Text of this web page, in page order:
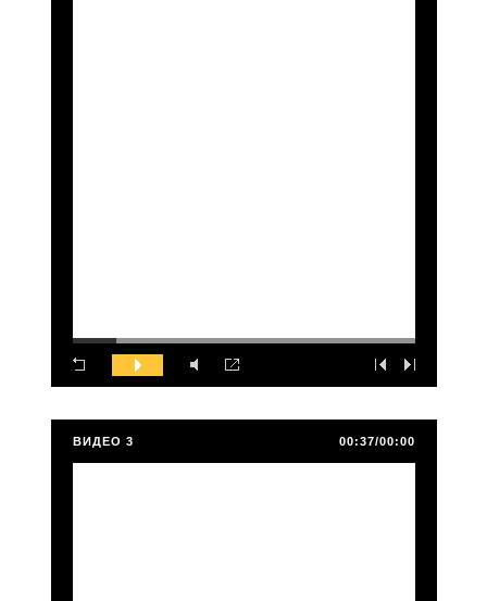
ВИДЕО 3 00:37/00:00